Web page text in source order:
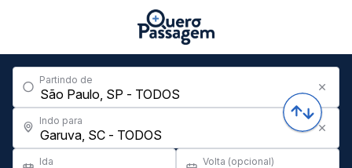
Partindo de
Indo para
Ida Volta (opcional)